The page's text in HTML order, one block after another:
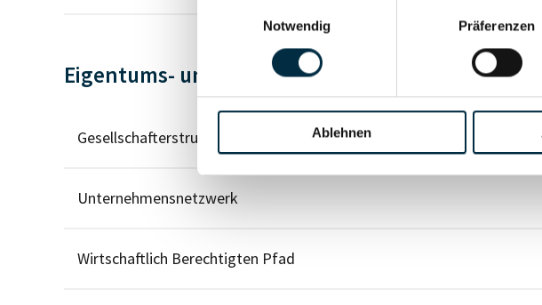
Notwendig
Präferenzen
Ablehnen
Eigentums- und Kontrollstruktur
Gesellschafterstruktur
Unternehmensnetzwerk
Wirtschaftlich Berechtigten Pfad